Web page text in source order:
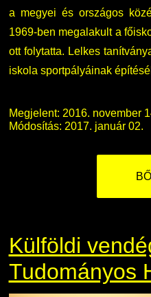
DUE
Kerpely
Képzési
a megyei és országos
1969-ben megalakult a
ott folytatta. Lelkes
iskola sportpályáinak
Megjelent: 2016. november
Módosítás: 2017. január 02.
Külföldi
Tudományos